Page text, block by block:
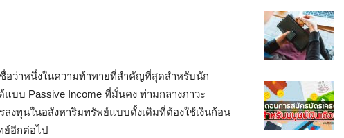
อว่าหนึ่งในความท้าทายที่สำคัญที่สุดสำหรับนัก
บบ Passive Income ที่มั่นคง ท่ามกลางภาวะ
ลงทุนในอสังหาริมทรัพย์แบบดั้งเดิมที่ต้องใช้เงินก้อน
ย์อีกต่อไป